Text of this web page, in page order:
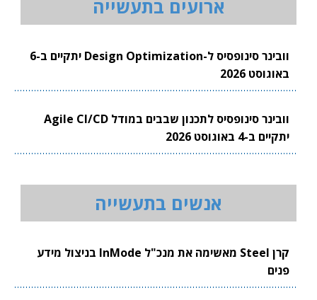
ארועים בתעשייה
וובינר סינופסיס ל-Design Optimization יתקיים ב-6
באוגוסט 2026
וובינר סינופסיס לתכנון שבבים במודל Agile CI/CD
יתקיים ב-4 באוגוסט 2026
אנשים בתעשייה
קרן Steel מאשימה את מנכ"ל InMode בניצול מידע
פנים